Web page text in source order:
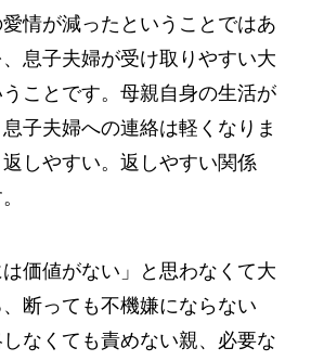
情が減ったということではあ
息子夫婦が受け取りやすい大
ことです。母親自身の生活が
子夫婦への連絡は軽くなりま
しやすい。返しやすい関係
は価値がない」と思わなくて大
断っても不機嫌にならない
なくても責めない親、必要な